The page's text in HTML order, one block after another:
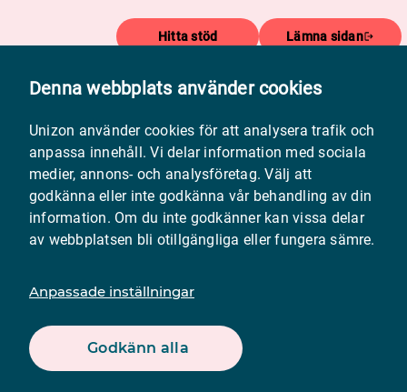
Denna webbplats använder cookies
Unizon använder cookies för att analysera trafik och
anpassa innehåll. Vi delar information med sociala
medier, annons- och analysföretag. Välj att
godkänna eller inte godkänna vår behandling av din
information. Om du inte godkänner kan vissa delar
av webbplatsen bli otillgängliga eller fungera sämre.
Anpassade inställningar
Godkänn alla
Hitta stöd Lämna sidan
Meny
Kvinnnojouren i
Sundbyberg